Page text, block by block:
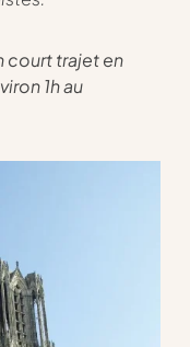
court trajet en
1h au